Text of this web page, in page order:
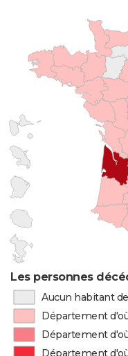
Les personnes
Aucun habitant
Département
Département
Département